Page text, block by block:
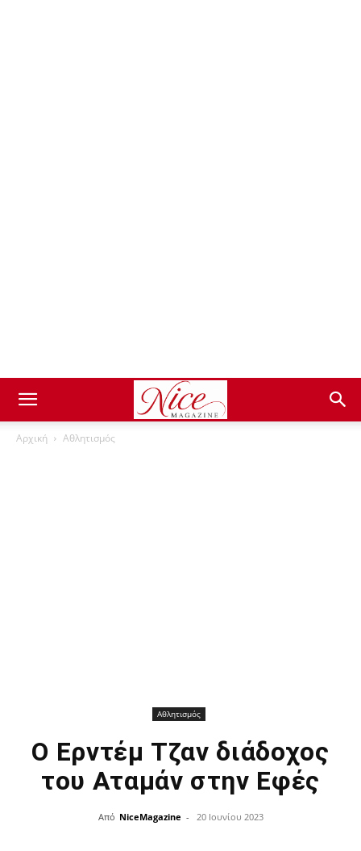
Αρχική Αθλητισμός
Αθλητισμός
Ο Ερντέμ Τζαν διάδοχος
του Αταμάν στην Εφές
Από NiceMagazine - 20 Ιουνίου 2023